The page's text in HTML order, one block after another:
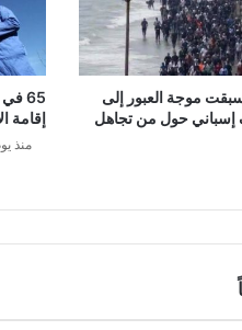
سبقت موجة العبور إلى
حول من تجاهل
65
إقامة
منذ